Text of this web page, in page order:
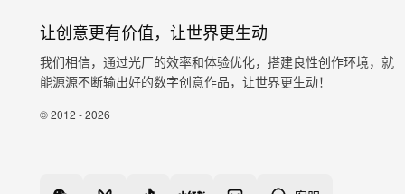
让创意更有价值，让世界更生动
我们相信，通过光厂的效率和体验优化，搭建良性创作环境，就
能源源不断输出好的数字创意作品，让世界更生动！
© 2012 - 2026